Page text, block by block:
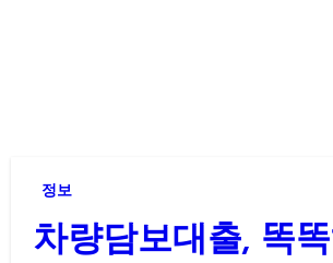
정보
차량담보대출, 똑